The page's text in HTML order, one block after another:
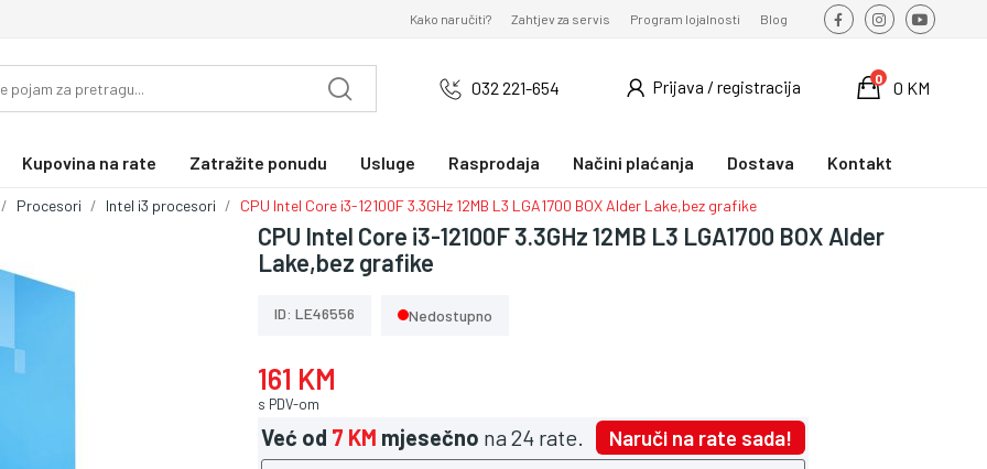
Kako naručiti? Zahtjev za servis Program lojalnosti Blog
032 221-654 Prijava / registracija 0 KM
0
Kupovina na rate Zatražite ponudu Usluge Rasprodaja Načini plaćanja Dostava Kontakt
Procesori Intel i3 procesori CPU Intel Core i3-12100F 3.3GHz 12MB L3 LGA1700 BOX Alder Lake,bez grafike
CPU Intel Core i3-12100F 3.3GHz 12MB L3 LGA1700 BOX Alder
Lake,bez grafike
ID: LE46556 Nedostupno
161 KM
s PDV-om
Već od 7 KM mjesečno na 24 rate. Naruči na rate sada!